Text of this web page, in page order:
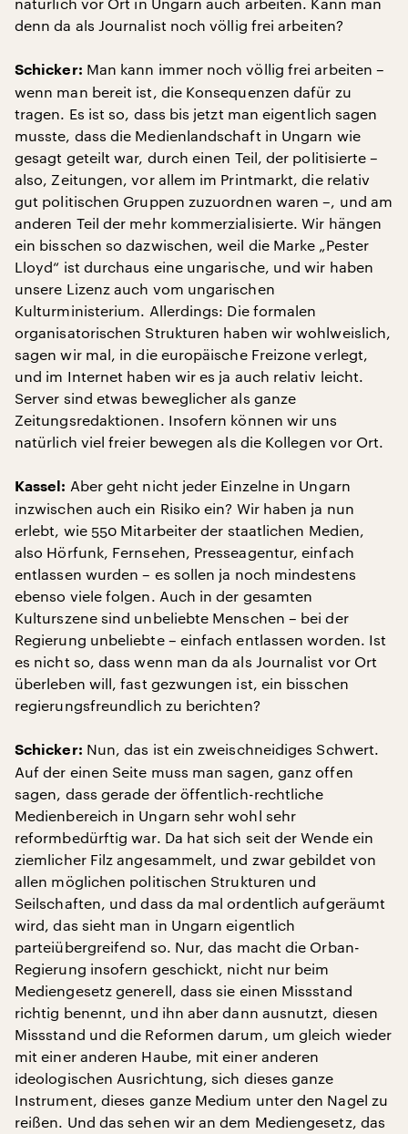
denn da als Journalist noch völlig frei arbeiten?
Schicker: Man kann immer noch völlig frei arbeiten –
wenn man bereit ist, die Konsequenzen dafür zu
tragen. Es ist so, dass bis jetzt man eigentlich sagen
musste, dass die Medienlandschaft in Ungarn wie
gesagt geteilt war, durch einen Teil, der politisierte –
also, Zeitungen, vor allem im Printmarkt, die relativ
gut politischen Gruppen zuzuordnen waren –, und am
anderen Teil der mehr kommerzialisierte. Wir hängen
ein bisschen so dazwischen, weil die Marke „Pester
Lloyd“ ist durchaus eine ungarische, und wir haben
unsere Lizenz auch vom ungarischen
Kulturministerium. Allerdings: Die formalen
organisatorischen Strukturen haben wir wohlweislich,
sagen wir mal, in die europäische Freizone verlegt,
und im Internet haben wir es ja auch relativ leicht.
Server sind etwas beweglicher als ganze
Zeitungsredaktionen. Insofern können wir uns
natürlich viel freier bewegen als die Kollegen vor Ort.
Kassel: Aber geht nicht jeder Einzelne in Ungarn
inzwischen auch ein Risiko ein? Wir haben ja nun
erlebt, wie 550 Mitarbeiter der staatlichen Medien,
also Hörfunk, Fernsehen, Presseagentur, einfach
entlassen wurden – es sollen ja noch mindestens
ebenso viele folgen. Auch in der gesamten
Kulturszene sind unbeliebte Menschen – bei der
Regierung unbeliebte – einfach entlassen worden. Ist
es nicht so, dass wenn man da als Journalist vor Ort
überleben will, fast gezwungen ist, ein bisschen
regierungsfreundlich zu berichten?
Schicker: Nun, das ist ein zweischneidiges Schwert.
Auf der einen Seite muss man sagen, ganz offen
sagen, dass gerade der öffentlich-rechtliche
Medienbereich in Ungarn sehr wohl sehr
reformbedürftig war. Da hat sich seit der Wende ein
ziemlicher Filz angesammelt, und zwar gebildet von
allen möglichen politischen Strukturen und
Seilschaften, und dass da mal ordentlich aufgeräumt
wird, das sieht man in Ungarn eigentlich
parteiübergreifend so. Nur, das macht die Orban-
Regierung insofern geschickt, nicht nur beim
Mediengesetz generell, dass sie einen Missstand
richtig benennt, und ihn aber dann ausnutzt, diesen
Missstand und die Reformen darum, um gleich wieder
mit einer anderen Haube, mit einer anderen
ideologischen Ausrichtung, sich dieses ganze
Instrument, dieses ganze Medium unter den Nagel zu
reißen. Und das sehen wir an dem Mediengesetz, das